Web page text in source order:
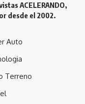
ACELERANDO,
desde el 2002.
Auto
Terreno